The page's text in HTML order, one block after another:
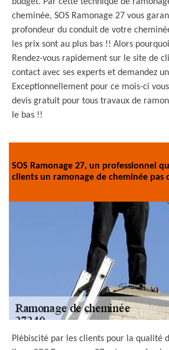
cheminée, SOS Ramonage 27 vous
profondeur du conduit de votre
les prix sont au plus bas !! Alors
Rendez-vous rapidement sur le site de
contact avec ses experts et demandez
Exceptionnellement pour ce mois-ci
devis gratuit pour tous travaux de
le bas !!
SOS Ramonage 27, un professionnel
clients un ramonage de cheminée pas
Plébiscité par les clients pour la qualité